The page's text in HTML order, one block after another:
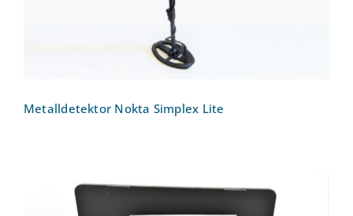
Metalldetektor Nokta Simplex Lite